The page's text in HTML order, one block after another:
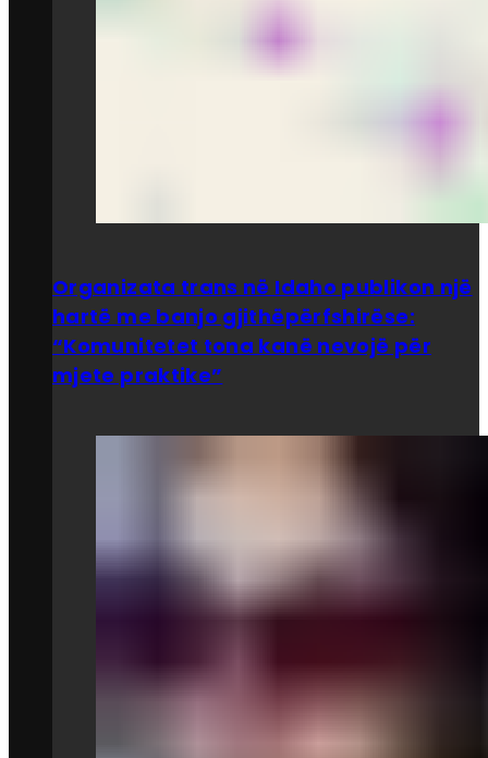
Organizata trans në Idaho publikon një
hartë me banjo gjithëpërfshirëse:
“Komunitetet tona kanë nevojë për
mjete praktike”